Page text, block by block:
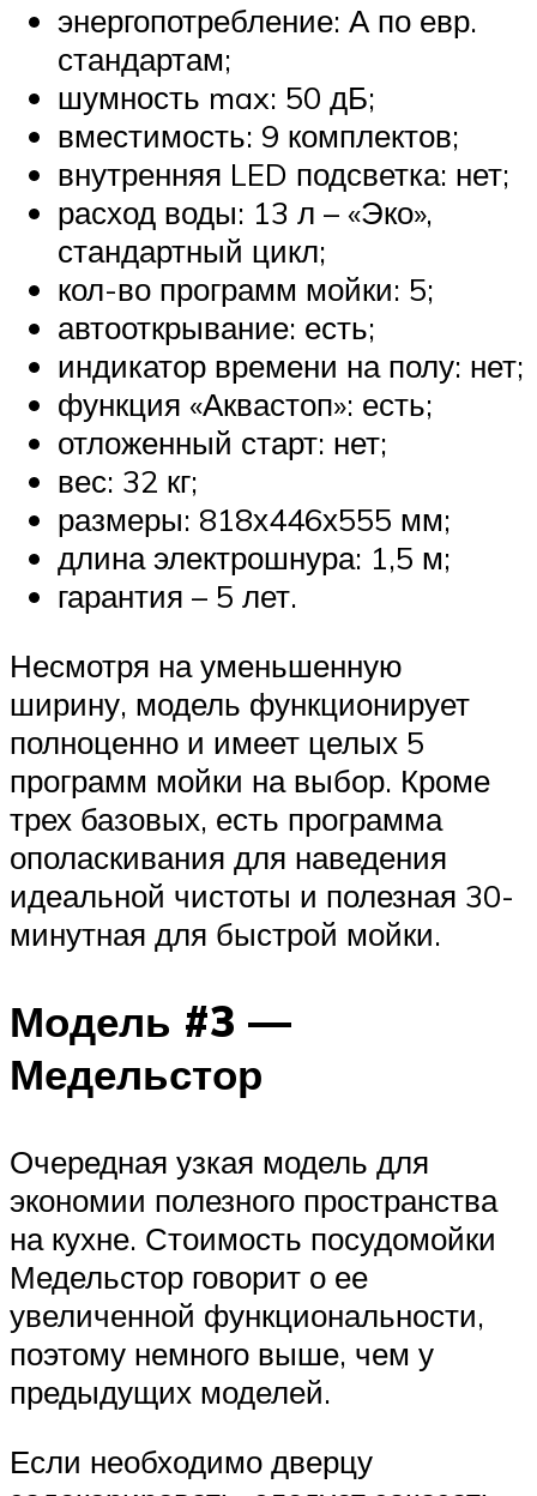
энергопотребление: А по евр.
стандартам;
шумность max: 50 дБ;
вместимость: 9 комплектов;
внутренняя LED подсветка: нет;
расход воды: 13 л – «Эко»,
стандартный цикл;
кол-во программ мойки: 5;
автооткрывание: есть;
индикатор времени на полу: нет;
функция «Аквастоп»: есть;
отложенный старт: нет;
вес: 32 кг;
размеры: 818х446х555 мм;
длина электрошнура: 1,5 м;
гарантия – 5 лет.
Несмотря на уменьшенную
ширину, модель функционирует
полноценно и имеет целых 5
программ мойки на выбор. Кроме
трех базовых, есть программа
ополаскивания для наведения
идеальной чистоты и полезная 30-
минутная для быстрой мойки.
Модель #3 —
Медельстор
Очередная узкая модель для
экономии полезного пространства
на кухне. Стоимость посудомойки
Медельстор говорит о ее
увеличенной функциональности,
поэтому немного выше, чем у
предыдущих моделей.
Если необходимо дверцу